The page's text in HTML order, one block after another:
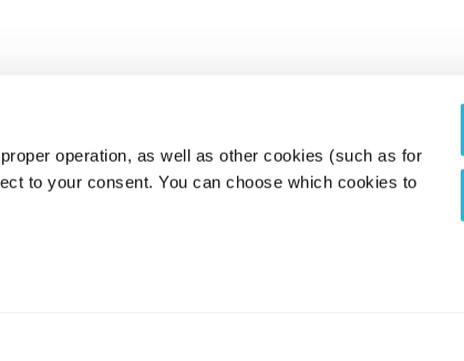
operation, as well as other cookies (such as for
to your consent. You can choose which cookies to